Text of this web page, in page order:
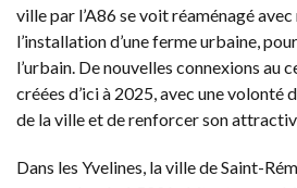
ville par l’A86 se voit réaménagé
l’installation d’une ferme urbaine,
l’urbain. De nouvelles connexions au
créées d’ici à 2025, avec une volonté
de la ville et de renforcer son
Dans les Yvelines, la ville de Saint-